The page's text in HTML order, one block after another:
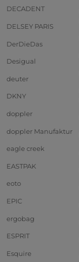
DECADENT
DELSEY PARIS
DerDieDas
Desigual
deuter
DKNY
doppler
doppler Manufaktur
eagle creek
EASTPAK
eoto
EPIC
ergobag
ESPRIT
Esquire